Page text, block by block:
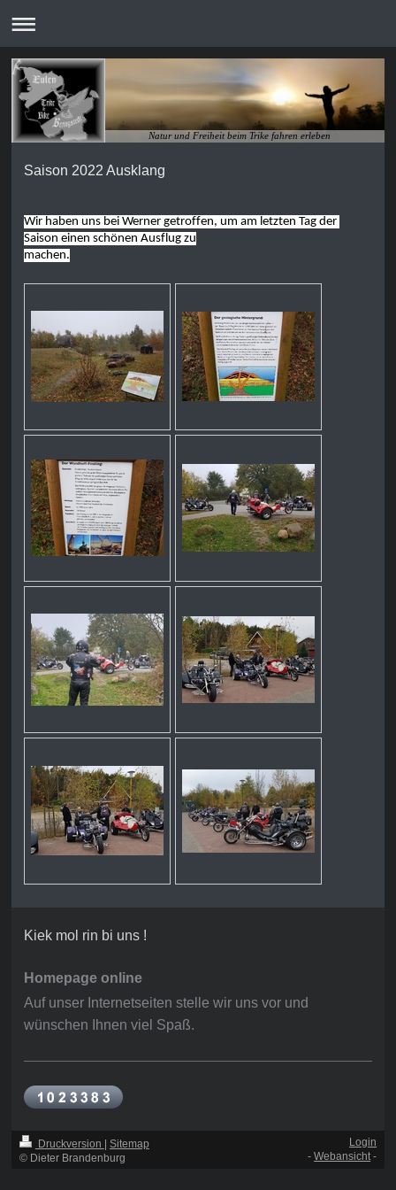
Natur und Freiheit beim Trike fahren erleben
Saison 2022 Ausklang
Wir haben uns bei Werner getroffen, um am letzten Tag der
Saison einen schönen Ausflug zu
machen.
Kiek mol rin bi uns !
Homepage online
Auf unser Internetseiten stelle wir uns vor und
wünschen Ihnen viel Spaß.
Druckversion | Sitemap
© Dieter Brandenburg
Login
-Webansicht -